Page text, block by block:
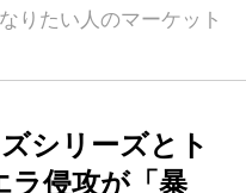
りたい人のマーケット
シリーズとト
ラ侵攻が「暴